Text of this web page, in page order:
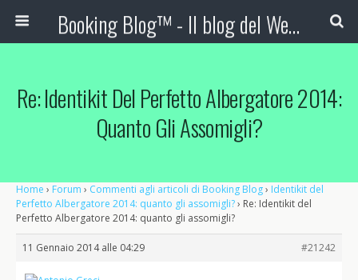
Booking Blog™ - Il blog del Web Marketing Turistico
Re: Identikit Del Perfetto Albergatore 2014:
Quanto Gli Assomigli?
Home › Forum › Commenti agli articoli di Booking Blog› Identikit del
Perfetto Albergatore 2014: quanto gli assomigli?› Re: Identikit del
Perfetto Albergatore 2014: quanto gli assomigli?
11 Gennaio 2014 alle 04:29 #21242